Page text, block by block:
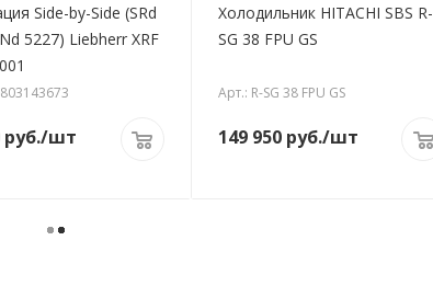
Side-by-Side (SRd
5227) Liebherr XRF
руб./шт
Холодильник HITACHI SBS R-
SG 38 FPU GS
Арт.: R-SG 38 FPU GS
149 950руб./шт